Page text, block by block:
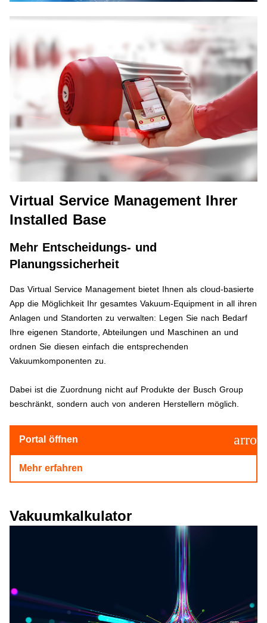
Virtual Service Management Ihrer
Installed Base
Mehr Entscheidungs- und
Planungssicherheit
Das Virtual Service Management bietet Ihnen als cloud-basierte
App die Möglichkeit Ihr gesamtes Vakuum-Equipment in all ihren
Anlagen und Standorten zu verwalten: Legen Sie nach Bedarf
Ihre eigenen Standorte, Abteilungen und Maschinen an und
ordnen Sie diesen einfach die entsprechenden
Vakuumkomponenten zu.
Dabei ist die Zuordnung nicht auf Produkte der Busch Group
beschränkt, sondern auch von anderen Herstellern möglich.
Portal öffnen
Mehr erfahren
Vakuumkalkulator